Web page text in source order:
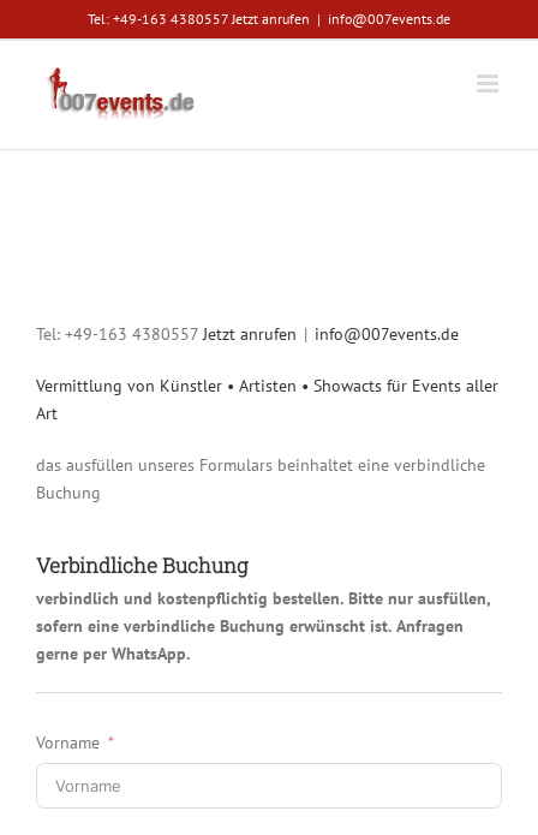
Inhalt
springen
Tel: +49-163 4380557Jetzt anrufen | info@007events.de
Tel: +49-163 4380557Jetzt anrufen | info@007events.de
Vermittlung von Künstler • Artisten • Showacts für Events aller
Art
das ausfüllen unseres Formulars beinhaltet eine verbindliche
Buchung
Verbindliche Buchung
verbindlich und kostenpflichtig bestellen. Bitte nur ausfüllen,
sofern eine verbindliche Buchung erwünscht ist. Anfragen
gerne per WhatsApp.
Vorname